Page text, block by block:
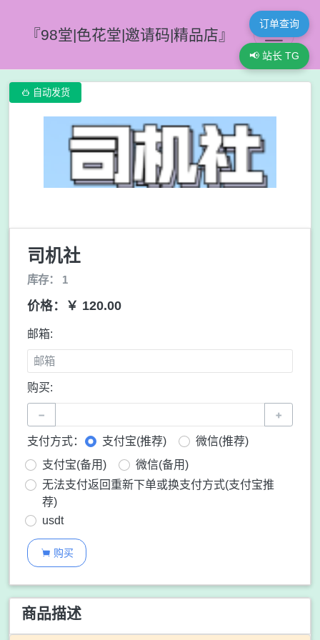
『98堂|色花堂|邀请码|精品店』
订单查询
📢 站长 TG
 自动发货
司机社
库存： 1
价格：￥ 120.00
邮箱:
购买:
− +
支付方式： 支付宝(推荐)
微信(推荐)
支付宝(备用)
微信(备用)
无法支付返回重新下单或换支付方式(支付宝推
荐)
usdt
 购买
商品描述